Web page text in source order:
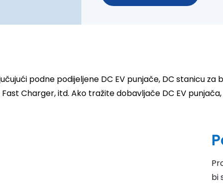
podne podijeljene DC EV punjače, DC stanicu
Fast Charger, itd. Ako tražite dobavljače DC EV
bi